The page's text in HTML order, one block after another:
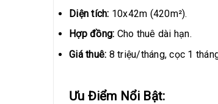
Diện tích: 10x42m (420m²).
Hợp đồng: Cho thuê dài hạn.
Giá thuê: 8 triệu/tháng, cọc 1
Ưu Điểm Nổi Bật: